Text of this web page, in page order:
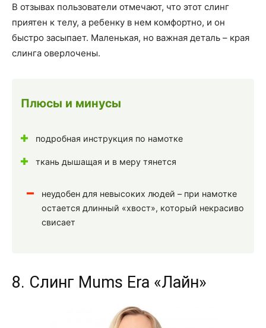
В отзывах пользователи отмечают, что этот слинг
приятен к телу, а ребенку в нем комфортно, и он
быстро засыпает. Маленькая, но важная деталь – края
слинга оверлочены.
Плюсы и минусы
подробная инструкция по намотке
ткань дышащая и в меру тянется
неудобен для невысоких людей – при намотке
остается длинный «хвост», который некрасиво
свисает
8. Слинг Mums Era «Лайн»